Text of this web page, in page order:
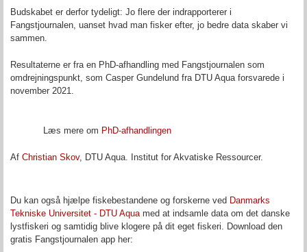
Budskabet er derfor tydeligt: Jo flere der indrapporterer i
Fangstjournalen, uanset hvad man fisker efter, jo bedre data skaber vi
sammen.
Resultaterne er fra en PhD-afhandling med Fangstjournalen som
omdrejningspunkt, som Casper Gundelund fra DTU Aqua forsvarede i
november 2021.
Læs mere om PhD-afhandlingen
Af Christian Skov, DTU Aqua. Institut for Akvatiske Ressourcer.
Du kan også hjælpe fiskebestandene og forskerne ved Danmarks
Tekniske Universitet - DTU Aqua med at indsamle data om det danske
lystfiskeri og samtidig blive klogere på dit eget fiskeri. Download den
gratis Fangstjournalen app her: